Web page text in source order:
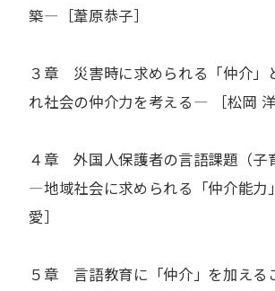
築―［葦原恭子］
３章 災害時に求められる「仲介
れ社会の仲介力を考える― ［松岡 洋
４章 外国人保護者の言語課題（子
―地域社会に求められる「仲介能
愛］
５章 言語教育に「仲介」を加え